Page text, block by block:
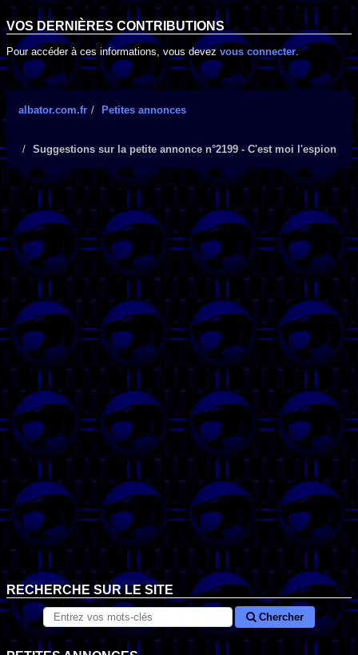
VOS DERNIÈRES CONTRIBUTIONS
Pour accéder à ces informations, vous devezvous connecter.
albator.com.fr Petites annonces
Suggestions sur la petite annonce n°2199 - C'est moi l'espion
RECHERCHE SUR LE SITE
Chercher